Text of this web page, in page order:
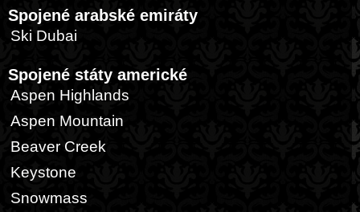
Spojené arabské emiráty
Ski Dubai
Spojené státy americké
Aspen Highlands
Aspen Mountain
Beaver Creek
Keystone
Snowmass